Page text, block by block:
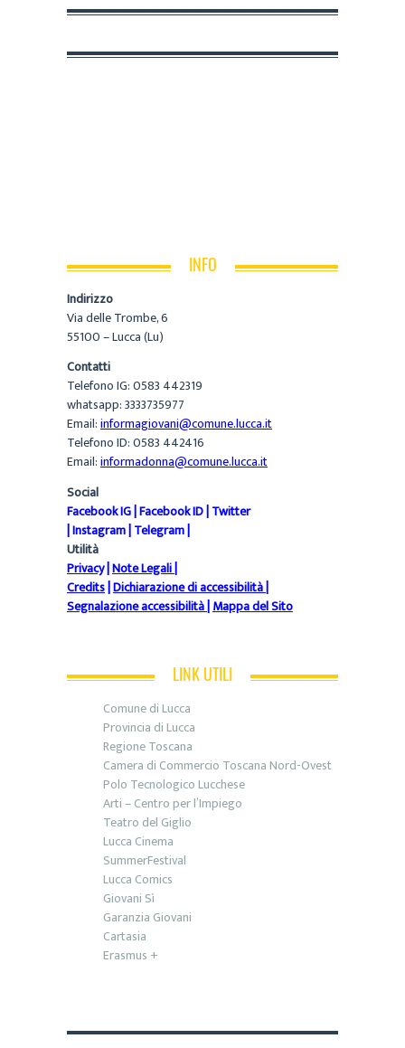
INFO
Indirizzo
Via delle Trombe, 6
55100 – Lucca (Lu)
Contatti
Telefono IG: 0583 442319
whatsapp: 3333735977
Email:informagiovani@comune.lucca.it
Telefono ID: 0583 442416
Email:informadonna@comune.lucca.it
Social
Facebook IG|Facebook ID|Twitter
|Instagram|Telegram|
Utilità
Privacy|Note Legali|
Credits|Dichiarazione di accessibilità|
Segnalazione accessibilità|Mappa del Sito
LINK UTILI
Comune di Lucca
Provincia di Lucca
Regione Toscana
Camera di Commercio Toscana Nord-Ovest
Polo Tecnologico Lucchese
Arti – Centro per l’Impiego
Teatro del Giglio
Lucca Cinema
SummerFestival
Lucca Comics
Giovani Sì
Garanzia Giovani
Cartasia
Erasmus +